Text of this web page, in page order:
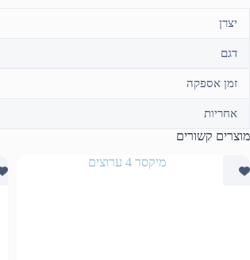
יצרן
דגם
זמן אספקה
אחריות
מוצרים קשורים